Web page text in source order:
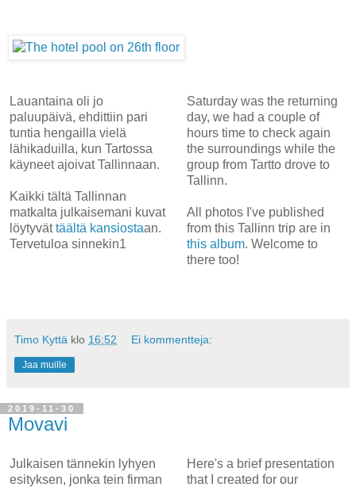
Lauantaina oli jo
paluupäivä, ehdittiin pari
tuntia hengailla vielä
lähikaduilla, kun Tartossa
käyneet ajoivat Tallinnaan.
Kaikki tältä Tallinnan
matkalta julkaisemani kuvat
löytyvättäältä kansiostaan.
Tervetuloa sinnekin1
Saturday was the returning
day, we had a couple of
hours time to check again
the surroundings while the
group from Tartto drove to
Tallinn.
All photos I've published
from this Tallinn trip are in
this album. Welcome to
there too!
Timo Kyttä klo 16:52 Ei kommentteja:
Jaa muille
2019-11-30
Movavi
Julkaisen tännekin lyhyen
esityksen, jonka tein firman
Here's a brief presentation
that I created for our